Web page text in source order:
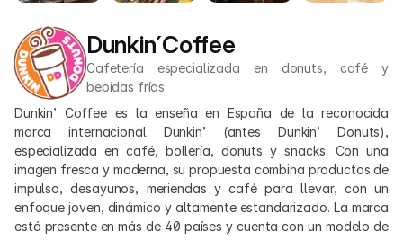
Dunkin´Coffee
Cafetería especializada en donuts, café y
bebidas frías
Dunkin’ Coffee es la enseña en España de la reconocida
marca internacional Dunkin’ (antes Dunkin’ Donuts),
especializada en café, bollería, donuts y snacks. Con una
imagen fresca y moderna, su propuesta combina productos de
impulso, desayunos, meriendas y café para llevar, con un
enfoque joven, dinámico y altamente estandarizado. La marca
está presente en más de 40 países y cuenta con un modelo de